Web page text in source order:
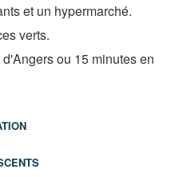
et un hypermarché.
verts.
ou 15 minutes en